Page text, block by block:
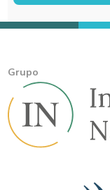
Grupo